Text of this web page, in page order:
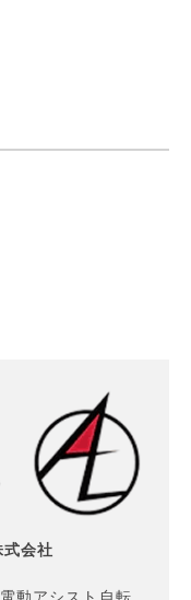
式会社